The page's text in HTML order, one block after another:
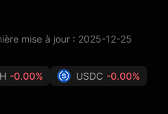
mise à jour : 2025-12-25
-0.00% USDC -0.00%